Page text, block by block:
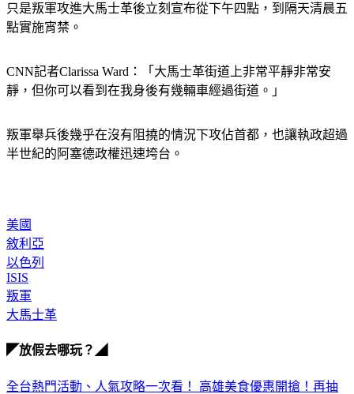
只是叛軍攻進大馬士革後立刻宣布從下午四點，到隔天清晨五
點實施宵禁。
CNN記者Clarissa Ward：「大馬士革街道上非常平靜非常安
靜，但你可以看到在我身後有幾輛車經過街道。」
叛軍舉兵後幾乎在沒有阻撓的情況下攻佔首都，也讓執政超過
半世紀的阿塞德政權迅速垮台。
美國
敘利亞
以色列
ISIS
叛軍
大馬士革
◤放假去哪玩？◢
全台熱門活動、人氣攻略一次看！ 高雄美食優惠開搶！再抽